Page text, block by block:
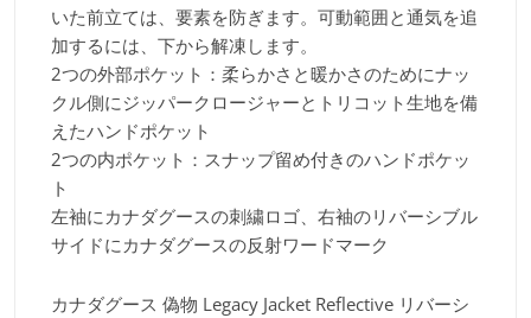
いた前立ては、要素を防ぎます。可動範囲と通気を追
加するには、下から解凍します。
2つの外部ポケット：柔らかさと暖かさのためにナッ
クル側にジッパークロージャーとトリコット生地を備
えたハンドポケット
2つの内ポケット：スナップ留め付きのハンドポケッ
ト
左袖にカナダグースの刺繍ロゴ、右袖のリバーシブル
サイドにカナダグースの反射ワードマーク
カナダグース 偽物 Legacy Jacket Reflective リバーシ